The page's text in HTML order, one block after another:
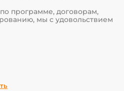
программе, договорам,
мы с удовольствием